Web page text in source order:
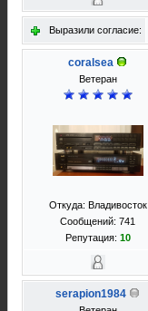
Выразили согласие:
coralsea
Ветеран
Откуда: Владивосток
Сообщений: 741
Репутация: 10
serapion1984